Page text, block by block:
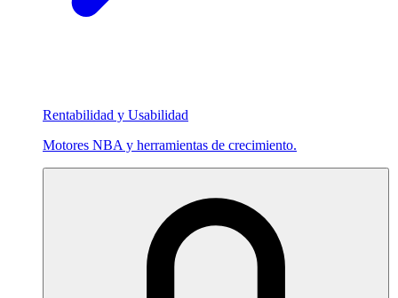
Rentabilidad y Usabilidad
Motores NBA y herramientas de crecimiento.